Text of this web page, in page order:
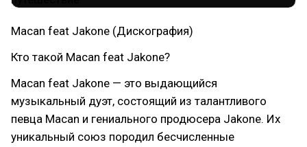
Macan feat Jakone (Дискография)
Кто такой Macan feat Jakone?
Macan feat Jakone — это выдающийся
музыкальный дуэт, состоящий из талантливого
певца Macan и гениального продюсера Jakone. Их
уникальный союз породил бесчисленные